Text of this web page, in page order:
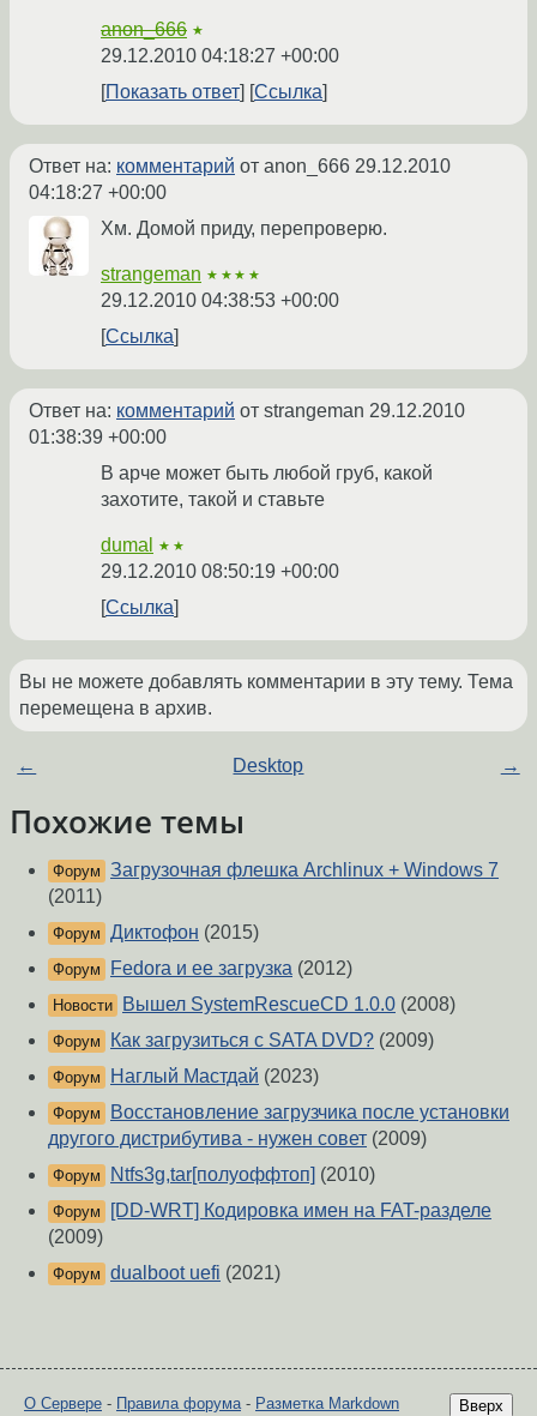
anon_666 ★
29.12.2010 04:18:27 +00:00
Показать ответ
Ссылка
Ответ на: комментарий от anon_666 29.12.2010
04:18:27 +00:00
Хм. Домой приду, перепроверю.
strangeman ★★★★
29.12.2010 04:38:53 +00:00
Ссылка
Ответ на: комментарий от strangeman 29.12.2010
01:38:39 +00:00
В арче может быть любой груб, какой
захотите, такой и ставьте
dumal ★★
29.12.2010 08:50:19 +00:00
Ссылка
Вы не можете добавлять комментарии в эту тему. Тема
перемещена в архив.
← Desktop →
Похожие темы
Форум Загрузочная флешка Archlinux + Windows 7
(2011)
Форум Диктофон (2015)
Форум Fedora и ее загрузка (2012)
Новости Вышел SystemRescueCD 1.0.0 (2008)
Форум Как загрузиться с SATA DVD? (2009)
Форум Наглый Мастдай (2023)
Форум
Восстановление загрузчика после установки
другого дистрибутива - нужен совет (2009)
Форум Ntfs3g,tar[полуоффтоп] (2010)
Форум
[DD-WRT] Кодировка имен на FAT-разделе
(2009)
Форум dualboot uefi (2021)
Вверх
О Сервере - Правила форума- Разметка Markdown